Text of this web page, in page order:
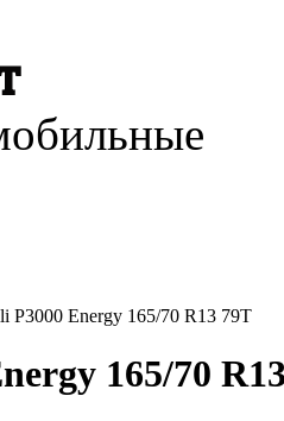
P3000 Energy 165/70 R13 79T
165/70